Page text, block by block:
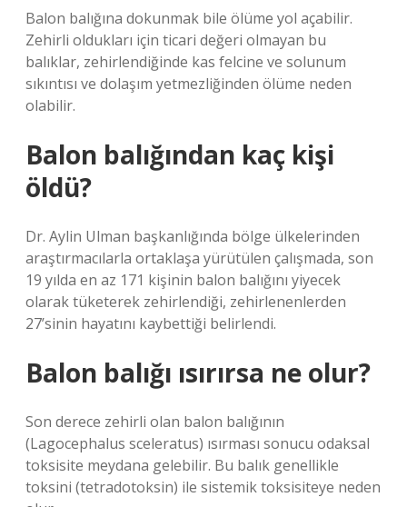
Balon balığına dokunmak bile ölüme yol açabilir.
Zehirli oldukları için ticari değeri olmayan bu
balıklar, zehirlendiğinde kas felcine ve solunum
sıkıntısı ve dolaşım yetmezliğinden ölüme neden
olabilir.
Balon balığından kaç kişi
öldü?
Dr. Aylin Ulman başkanlığında bölge ülkelerinden
araştırmacılarla ortaklaşa yürütülen çalışmada, son
19 yılda en az 171 kişinin balon balığını yiyecek
olarak tüketerek zehirlendiği, zehirlenenlerden
27’sinin hayatını kaybettiği belirlendi.
Balon balığı ısırırsa ne olur?
Son derece zehirli olan balon balığının
(Lagocephalus sceleratus) ısırması sonucu odaksal
toksisite meydana gelebilir. Bu balık genellikle
toksini (tetradotoksin) ile sistemik toksisiteye neden